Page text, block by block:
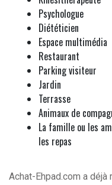
Psychologue
Diététicien
Espace multimédia
Restaurant
Parking visiteur
Jardin
Terrasse
Animaux de
La famille ou les
les repas
Achat-Ehpad.com a